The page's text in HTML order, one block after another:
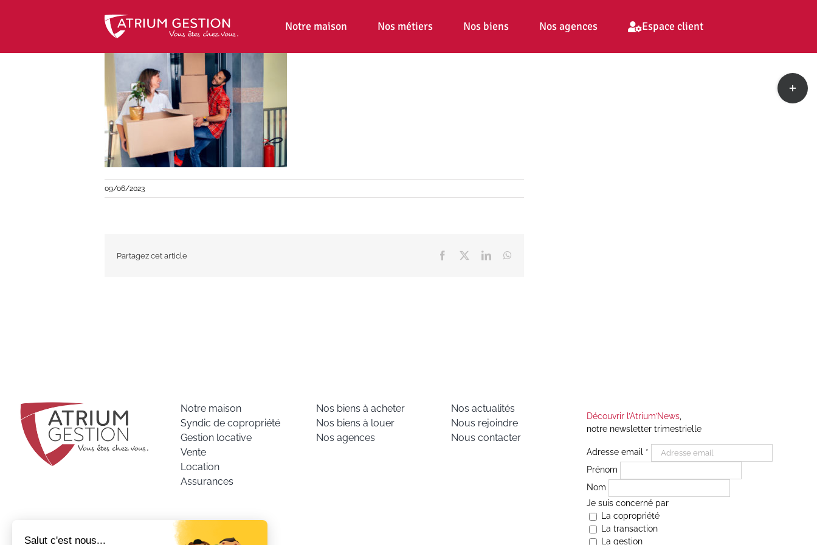
Notre maison Nos métiers Nos biens Nos agences Espace client
09/06/2023
Partagez cet article Facebook LinkedIn
Notre maison
Syndic de copropriété
Gestion locative
Vente
Location
Assurances
Nos biens à acheter
Nos biens à louer
Nos agences
Nos actualités
Nous rejoindre
Nous contacter
Découvrir l’Atrium’News,
notre newsletter trimestrielle
Adresse email *
Prénom
Nom
Je suis concerné par
La copropriété
La transaction
La gestion
Toggle
Sliding
Bar